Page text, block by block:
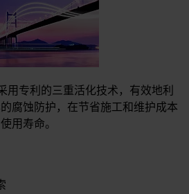
用专利的三重活化技术，有效地利
腐蚀防护，在节省施工和维护成本
用寿命。